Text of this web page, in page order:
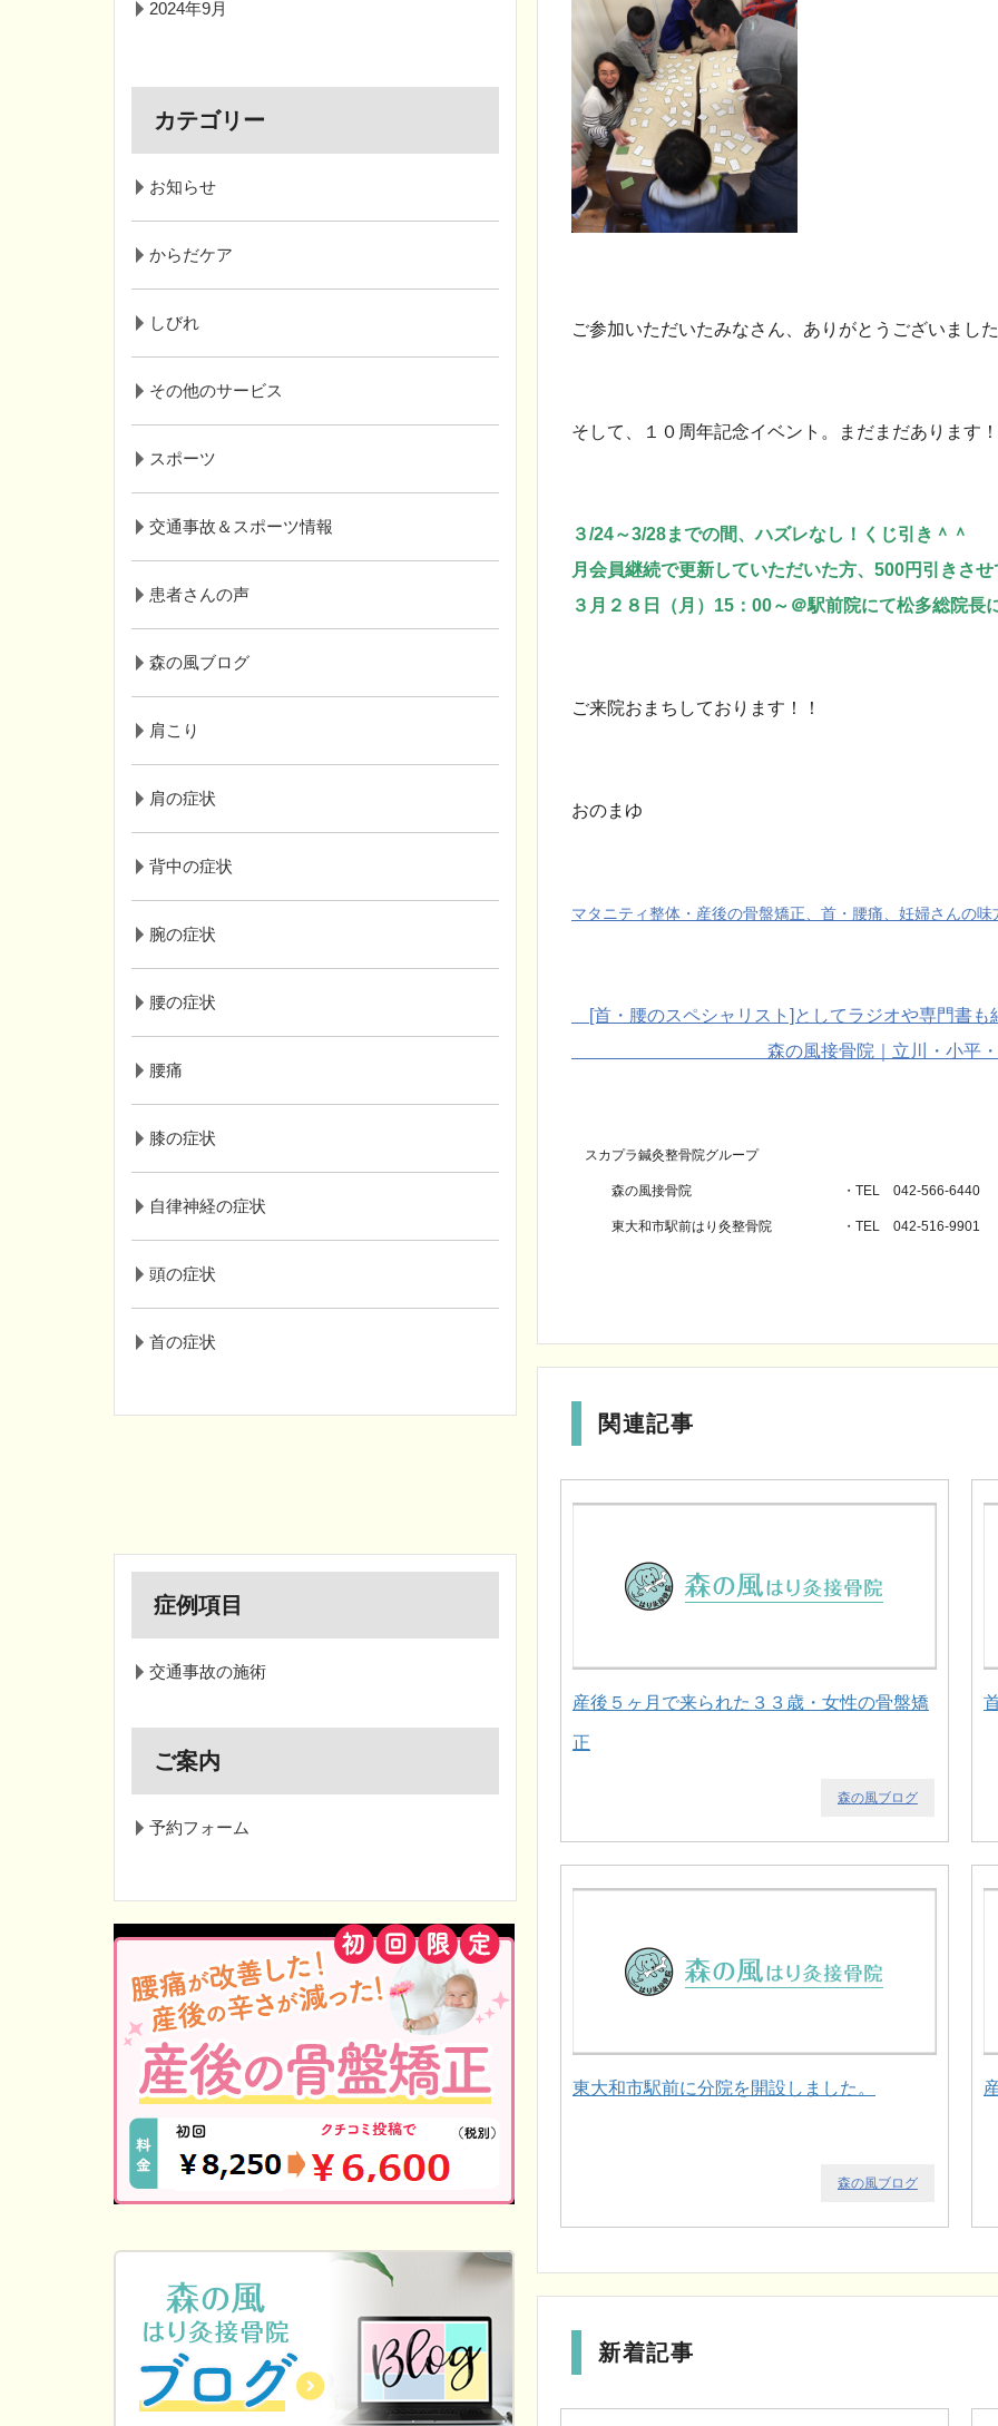
ご参加いただいたみなさん、ありがとうございまし
そして、１０周年記念イベント。まだまだあります！
３/24～3/28までの間、ハズレなし！くじ引き＾＾
月会員継続で更新していただいた方、500円引きさ
３月２８日（月）15：00～＠駅前院にて松多総院長
ご来院おまちしております！！
おのまゆ
マタニティ整体・産後の骨盤矯正、首・腰痛、妊婦さんの味
[首・腰のスペシャリスト]としてラジオや専門書も
森の風接骨院｜立川・小平・武蔵
スカプラ鍼灸整骨院グループ
森の風接骨院 ・TEL 042-566-6440
東大和市駅前はり灸整骨院 ・TEL 042-516-9901
関連記事
産後５ヶ月で来られた３３歳・女性の骨盤矯
正
森の風ブログ
東大和市駅前に分院を開設しました。
森の風ブログ
新着記事
2024年9月
カテゴリー
お知らせ
からだケア
しびれ
その他のサービス
スポーツ
交通事故＆スポーツ情報
患者さんの声
森の風ブログ
肩こり
肩の症状
背中の症状
腕の症状
腰の症状
腰痛
膝の症状
自律神経の症状
頭の症状
首の症状
症例項目
交通事故の施術
ご案内
予約フォーム